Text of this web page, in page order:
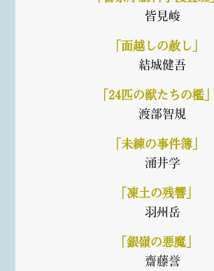
皆見峻
「面越しの赦し」
結城健吾
「24匹の獣たちの檻」
渡部智規
「未練の事件簿」
涌井学
「凍土の残響」
羽州岳
「銀嶺の悪魔」
齋藤誉